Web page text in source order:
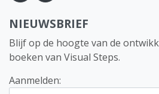
NIEUWSBRIEF
Blijf op de hoogte van de
boeken van Visual Steps.
Aanmelden: